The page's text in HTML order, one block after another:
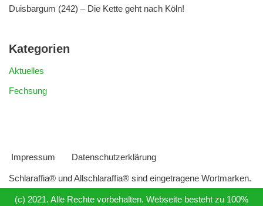
Duisbargum (242) – Die Kette geht nach Köln!
Kategorien
Aktuelles
Fechsung
Impressum Datenschutzerklärung
Schlaraffia® und Allschlaraffia® sind eingetragene Wortmarken.
(c) 2021. Alle Rechte vorbehalten. Webseite besteht zu 100%